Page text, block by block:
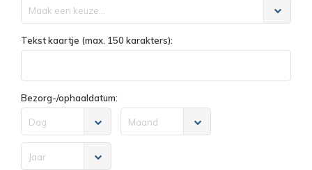
Maak een keuze...
Tekst kaartje (max. 150 karakters):
Bezorg-/ophaaldatum:
Dag Maand
Jaar